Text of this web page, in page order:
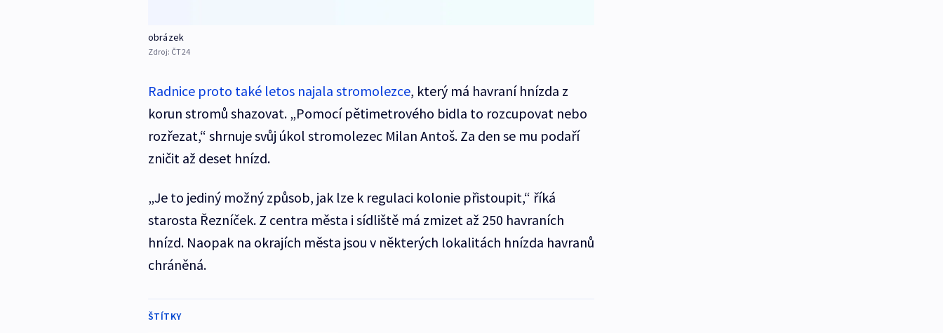
obrázek
Zdroj: ČT24
Radnice proto také letos najala stromolezce, který má havraní hnízda z
korun stromů shazovat. „Pomocí pětimetrového bidla to rozcupovat nebo
rozřezat,“ shrnuje svůj úkol stromolezec Milan Antoš. Za den se mu podaří
zničit až deset hnízd.
„Je to jediný možný způsob, jak lze k regulaci kolonie přistoupit,“ říká
starosta Řezníček. Z centra města i sídliště má zmizet až 250 havraních
hnízd. Naopak na okrajích města jsou v některých lokalitách hnízda havranů
chráněná.
ŠTÍTKY